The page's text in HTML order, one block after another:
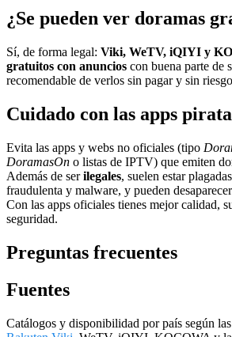
¿Se pueden ver doramas
Sí, de forma legal: Viki, WeTV, iQIYI y
gratuitos con anuncios con buena parte de
recomendable de verlos sin pagar y sin
Cuidado con las apps
Evita las apps y webs no oficiales (tipo
DoramasOn o listas de IPTV) que emiten
Además de serilegales, suelen estar
fraudulenta y malware, y pueden
Con las apps oficiales tienes mejor calidad,
seguridad.
Preguntas frecuentes
Fuentes
Catálogos y disponibilidad por país según